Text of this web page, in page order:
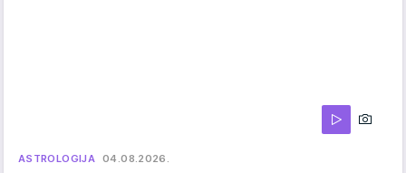
ASTROLOGIJA 04.08.2026.